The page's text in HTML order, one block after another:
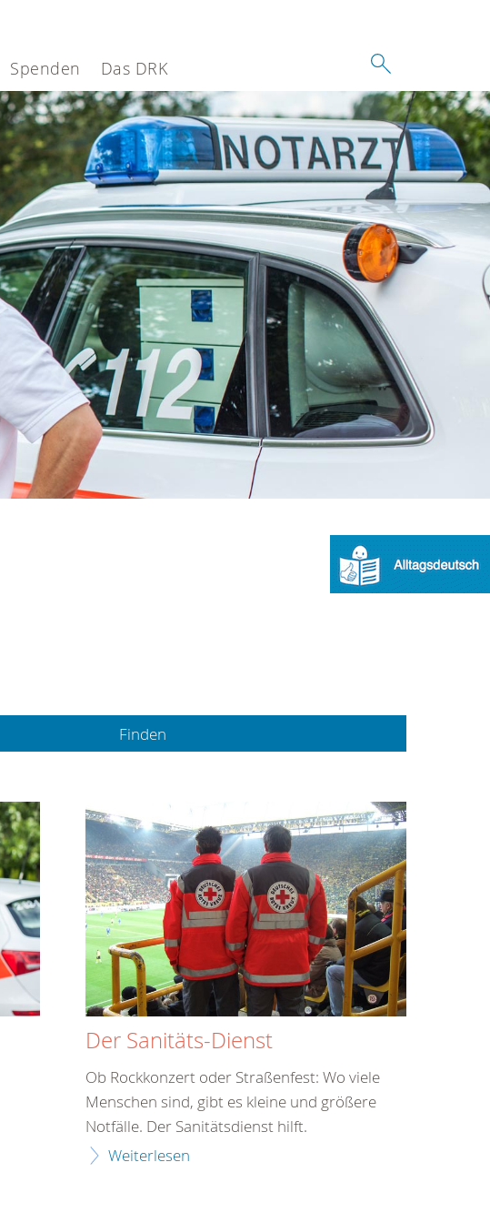
Spenden Das DRK
Der Sanitäts-Dienst
Ob Rockkonzert oder Straßenfest: Wo viele
Menschen sind, gibt es kleine und größere
Notfälle. Der Sanitätsdienst hilft.
Weiterlesen